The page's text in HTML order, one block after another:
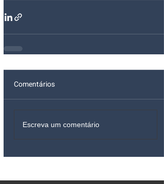
Comentários
Escreva um comentário